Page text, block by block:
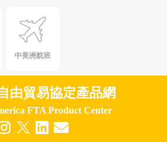
中美洲航班
由貿易協定產品網
FTA Product Center